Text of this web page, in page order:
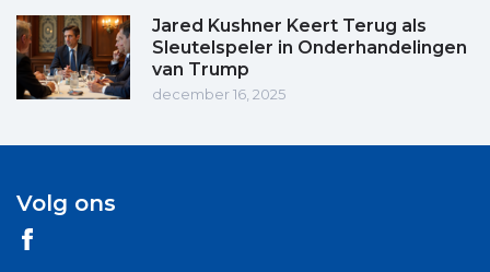
Jared Kushner Keert Terug als
Sleutelspeler in Onderhandelingen
van Trump
december 16, 2025
Volg ons